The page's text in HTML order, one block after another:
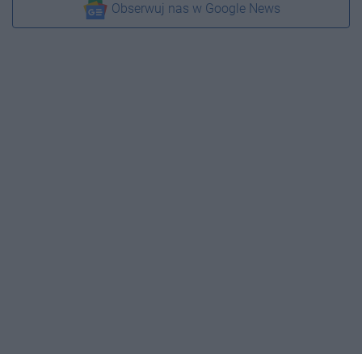
Obserwuj nas w Google News